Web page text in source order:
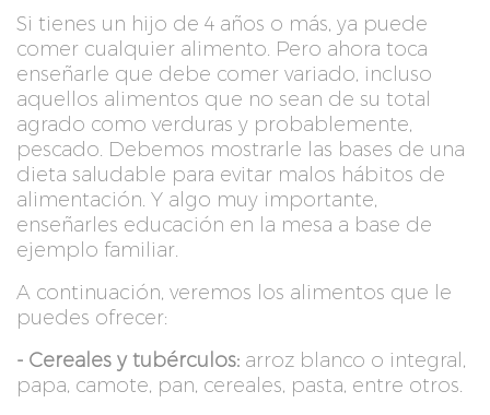
Si tienes un hijo de 4 años o más, ya puede
comer cualquier alimento. Pero ahora toca
enseñarle que debe comer variado, incluso
aquellos alimentos que no sean de su total
agrado como verduras y probablemente,
pescado. Debemos mostrarle las bases de una
dieta saludable para evitar malos hábitos de
alimentación. Y algo muy importante,
enseñarles educación en la mesa a base de
ejemplo familiar.
A continuación, veremos los alimentos que le
puedes ofrecer:
- Cereales y tubérculos: arroz blanco o integral,
papa, camote, pan, cereales, pasta, entre otros.